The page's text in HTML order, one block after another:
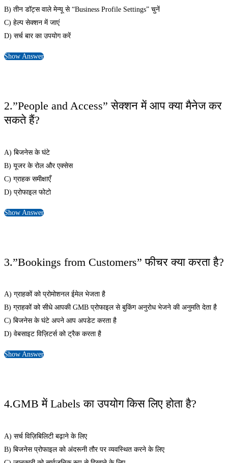
B) तीन डॉट्स वाले मेन्यू से “Business Profile Settings” चुनें
C) हेल्प सेक्शन में जाएं
D) सर्च बार का उपयोग करें
Show Answer
2.”People and Access” सेक्शन में आप क्या मैनेज कर
सकते हैं?
A) बिजनेस के घंटे
B) यूजर के रोल और एक्सेस
C) ग्राहक समीक्षाएँ
D) प्रोफाइल फोटो
Show Answer
3.”Bookings from Customers” फीचर क्या करता है?
A) ग्राहकों को प्रोमोशनल ईमेल भेजता है
B) ग्राहकों को सीधे आपकी GMB प्रोफाइल से बुकिंग अनुरोध भेजने की अनुमति देता है
C) बिजनेस के घंटे अपने आप अपडेट करता है
D) वेबसाइट विज़िटर्स को ट्रैक करता है
Show Answer
4.GMB में Labels का उपयोग किस लिए होता है?
A) सर्च विज़िबिलिटी बढ़ाने के लिए
B) बिजनेस प्रोफाइल को अंदरूनी तौर पर व्यवस्थित करने के लिए